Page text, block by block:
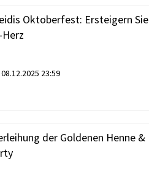
Oktoberfest: Ersteigern Sie
Herz
08.12.2025 23:59
der Goldenen Henne &